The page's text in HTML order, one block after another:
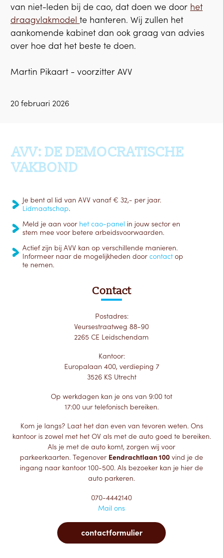
van niet-leden bij de cao, dat doen we door het
draagvlakmodel te hanteren. Wij zullen het
aankomende kabinet dan ook graag van advies
over hoe dat het beste te doen.
Martin Pikaart - voorzitter AVV
20 februari 2026
AVV: DE DEMOCRATISCHE
VAKBOND
Je bent al lid van AVV vanaf € 32,- per jaar.
Lidmaatschap.
Meld je aan voor het cao-panel in jouw sector en
stem mee voor betere arbeidsvoorwaarden.
Actief zijn bij AVV kan op verschillende manieren.
Informeer naar de mogelijkheden door contact op
te nemen.
Contact
Postadres:
Veursestraatweg 88-90
2265 CE Leidschendam
Kantoor:
Europalaan 400, verdieping 7
3526 KS Utrecht
Op werkdagen kan je ons van 9:00 tot
17:00 uur telefonisch bereiken.
Kom je langs? Laat het dan even van tevoren weten. Ons
kantoor is zowel met het OV als met de auto goed te bereiken.
Als je met de auto komt, zorgen wij voor
parkeerkaarten. Tegenover Eendrachtlaan 100 vind je de
ingang naar kantoor 100-500. Als bezoeker kan je hier de
auto parkeren.
070-4442140
Mail ons
contactformulier